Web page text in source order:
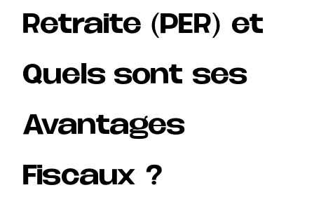
Retraite (PER) et
Quels sont ses
Avantages
Fiscaux ?